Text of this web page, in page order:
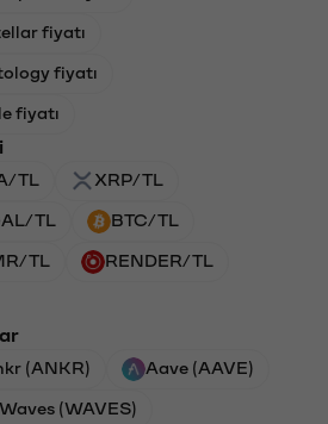
fiyatı
fiyatı
fiyatı
TL XRP/TL
TL BTC/TL
TL RENDER/TL
(ANKR) Aave (AAVE)
Waves (WAVES)